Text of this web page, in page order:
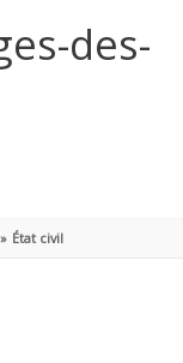
des-
État civil